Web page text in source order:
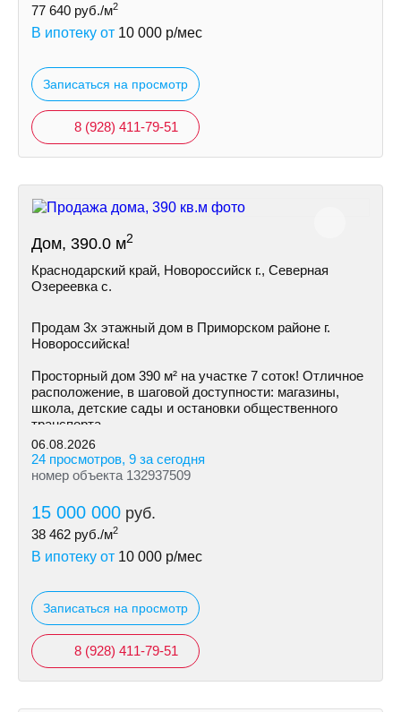
77 640 руб./м2
В ипотеку от 10 000 р/мес
Записаться на просмотр
8 (928) 411-79-51
Дом, 390.0 м2
Краснодарский край, Новороссийск г., Северная
Озереевка с.
Продам 3х этажный дом в Приморском районе г.
Новоросcийскa!
Просторный дом 390 м² на участке 7 соток! Отличное
расположение, в шаговой доступности: магазины,
школа, детские сады и остановки общественного
транспорта.
06.08.2026
24 просмотров, 9 за сегодня
номер объекта 132937509
15 000 000 руб.
38 462 руб./м2
В ипотеку от 10 000 р/мес
Записаться на просмотр
8 (928) 411-79-51